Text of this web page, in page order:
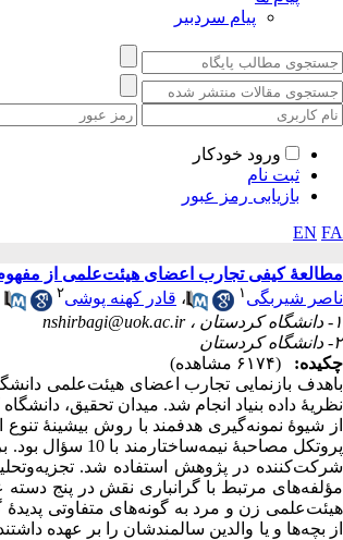
پیام سردبیر
ورود خودکار
ثبت نام
بازیابی رمز عبور
EN FA
مطالعۀ کیفی تجارب اعضای هیئت‌علمی از
ناصر شیربگی ۱ ، قادر کهنه پوشی۲
۱- دانشگاه کردستان ،
nshirbagi@uok.ac.ir
۲- دانشگاه کردستان
چکیده:
(۶۱۷۴ مشاهده)
باهدف بازنمایی تجارب اعضای هیئت‌علمی
نظریۀ داده‌ بنیاد انجام شد. میدان تحقیق،
از شیوۀ نمونه‌گیری هدفمند با روش بیشینۀ تنوع
پروتکل مصاحبۀ نیمه‌ساختارمند با 10 سؤال
بود.
شرکت‌کننده در پژوهش استفاده شد.
مؤلفه‌های مرتبط با گرانباری نقش­ در پنج دسته
هیئت‌علمی زن و مرد به گونه‌های متفاوتی
از بچه‌ها و یا والدین سالمندشان را بر عهده